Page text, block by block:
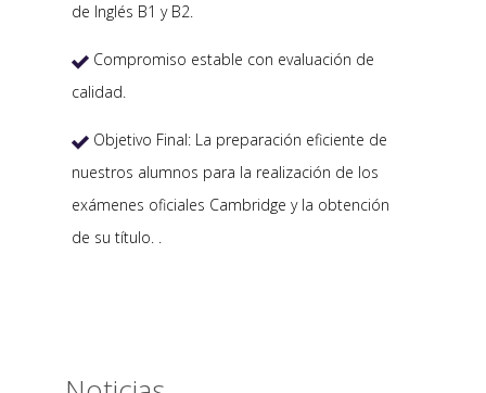
de Inglés B1 y B2.
 Compromiso estable con evaluación de
calidad.
 Objetivo Final: La preparación eficiente de
nuestros alumnos para la realización de los
exámenes oficiales Cambridge y la obtención
de su título. .